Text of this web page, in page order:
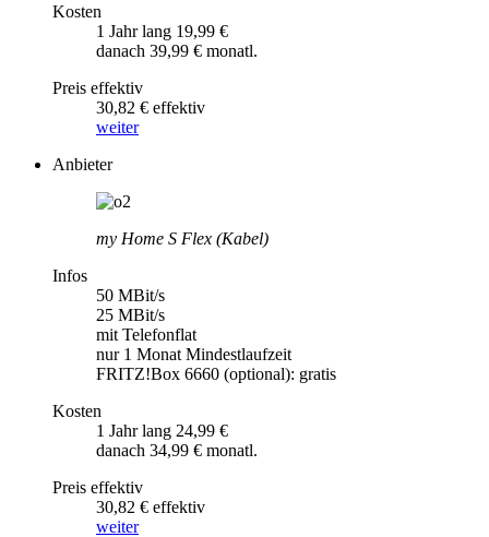
Kosten
1 Jahr lang 19,99 €
danach 39,99 € monatl.
Preis effektiv
30,82 € effektiv
weiter
Anbieter
my Home S Flex (Kabel)
Infos
50 MBit/s
25 MBit/s
mit Telefonflat
nur 1 Monat Mindestlaufzeit
FRITZ!Box 6660 (optional): gratis
Kosten
1 Jahr lang 24,99 €
danach 34,99 € monatl.
Preis effektiv
30,82 € effektiv
weiter